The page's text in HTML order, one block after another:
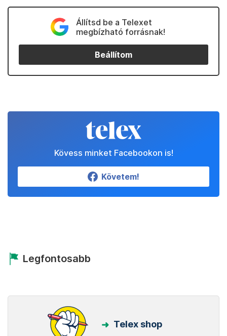
Állítsd be a Telexet
megbízható forrásnak!
Beállítom
Kövess minket Facebookon is!
Követem!
Legfontosabb
Telex shop